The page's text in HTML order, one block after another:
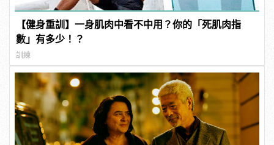
【健身重訓】一身肌肉中看不中用？你的「死肌肉指
數」有多少！？
訓練